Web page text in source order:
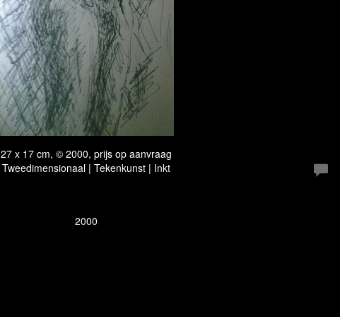
27 x 17 cm, © 2000, prijs op aanvraag
Tweedimensionaal | Tekenkunst | Inkt
2000